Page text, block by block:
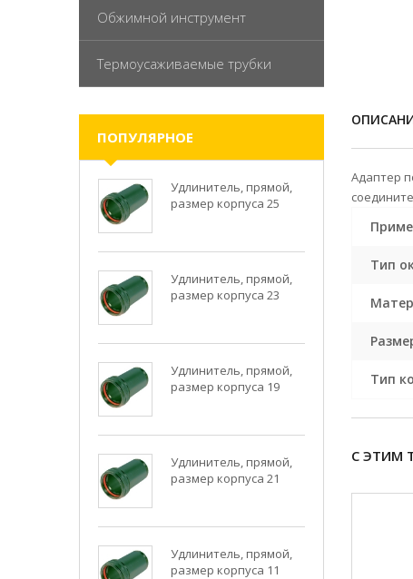
Адаптер
Тип
Тип
С ЭТИМ
Обжимной инструмент
Термоусаживаемые трубки
ПОПУЛЯРНОЕ
Удлинитель, прямой,
размер корпуса 25
Удлинитель, прямой,
размер корпуса 23
Удлинитель, прямой,
размер корпуса 19
Удлинитель, прямой,
размер корпуса 21
Удлинитель, прямой,
размер корпуса 11